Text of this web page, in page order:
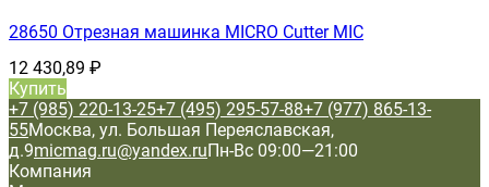
28650 Отрезная машинка MICRO Cutter MIC
12 430,89 ₽
Купить
+7 (985) 220-13-25+7 (495) 295-57-88+7 (977) 865-13-
55Москва, ул. Большая Переяславская,
д.9micmag.ru@yandex.ruПн-Вс 09:00—21:00
Компания